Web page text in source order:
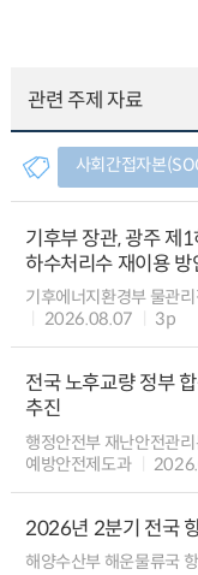
관련 주제 자료
사회간접자본
기후부 장관, 광주 제
하수처리수 재이용 방
기후에너지환경부 물관
2026.08.07
3p
전국 노후교량 정부
추진
행정안전부 재난안전관
예방안전제도과
2026년 2분기 전국
해양수산부 해운물류국